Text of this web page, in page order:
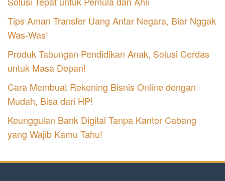
Tips Aman Transfer Uang Antar Negara, Biar Nggak
Was-Was!
Produk Tabungan Pendidikan Anak, Solusi Cerdas
untuk Masa Depan!
Cara Membuat Rekening Bisnis Online dengan
Mudah, Bisa dari HP!
Keunggulan Bank Digital Tanpa Kantor Cabang
yang Wajib Kamu Tahu!